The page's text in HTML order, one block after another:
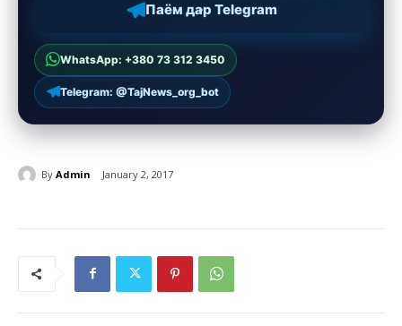
Паём дар Telegram
WhatsApp: +380 73 312 3450
Telegram: @TajNews_org_bot
By Admin January 2, 2017